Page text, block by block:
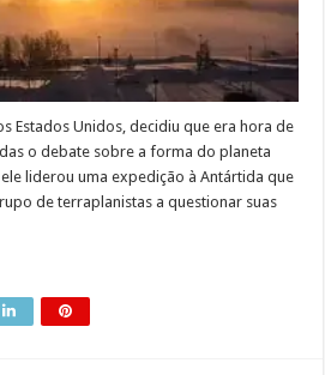
Estados Unidos, decidiu que era hora de
o debate sobre a forma do planeta
liderou uma expedição à Antártida que
de terraplanistas a questionar suas